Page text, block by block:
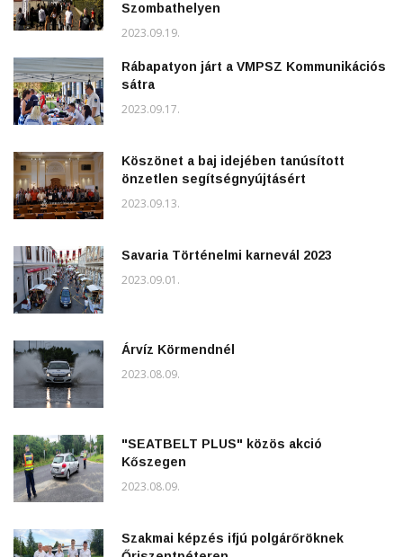
Szombathelyen
2023.09.19.
Rábapatyon járt a VMPSZ Kommunikációs
sátra
2023.09.17.
Köszönet a baj idejében tanúsított
önzetlen segítségnyújtásért
2023.09.13.
Savaria Történelmi karnevál 2023
2023.09.01.
Árvíz Körmendnél
2023.08.09.
"SEATBELT PLUS" közös akció
Kőszegen
2023.08.09.
Szakmai képzés ifjú polgárőröknek